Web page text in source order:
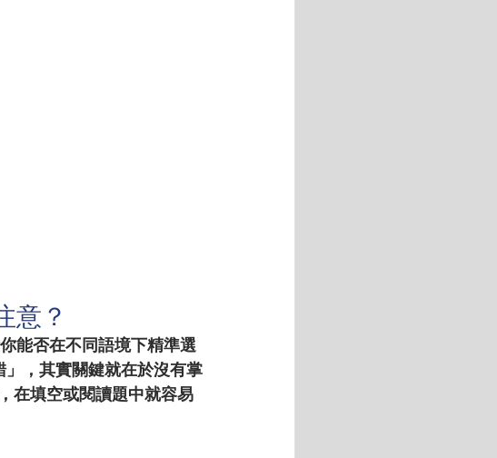
意？
能否在不同語境下精準選
，其實關鍵就在於沒有掌
在填空或閱讀題中就容易